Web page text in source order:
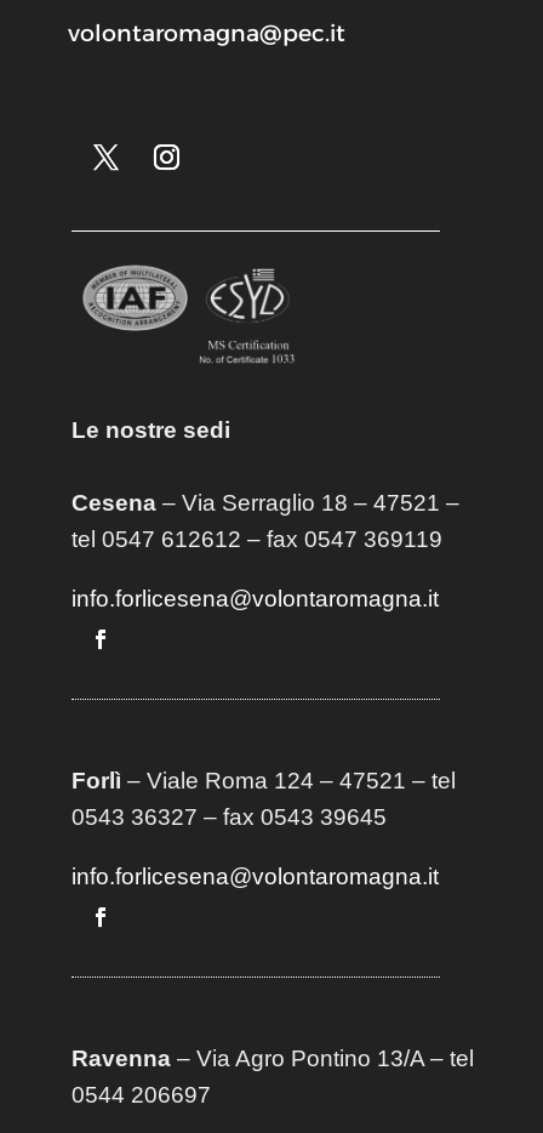
volontaromagna@pec.it
Le nostre sedi
Cesena– Via Serraglio 18 – 47521 –
tel 0547 612612 – fax 0547 369119
info.forlicesena@volontaromagna.it
Forlì – Viale Roma 124 – 47521 – tel
0543 36327 – fax 0543 39645
info.forlicesena@volontaromagna.it
Ravenna– Via Agro Pontino 13/A– tel
0544 206697